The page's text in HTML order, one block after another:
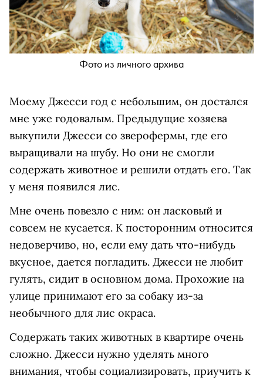
Фото из личного архива
Моему Джесси год с небольшим, он достался
мне уже годовалым. Предыдущие хозяева
выкупили Джесси со зверофермы, где его
выращивали на шубу. Но они не смогли
содержать животное и решили отдать его. Так
у меня появился лис.
Мне очень повезло с ним: он ласковый и
совсем не кусается. К посторонним относится
недоверчиво, но, если ему дать что-нибудь
вкусное, дается погладить. Джесси не любит
гулять, сидит в основном дома. Прохожие на
улице принимают его за собаку из-за
необычного для лис окраса.
Содержать таких животных в квартире очень
сложно. Джесси нужно уделять много
внимания, чтобы социализировать, приучить к